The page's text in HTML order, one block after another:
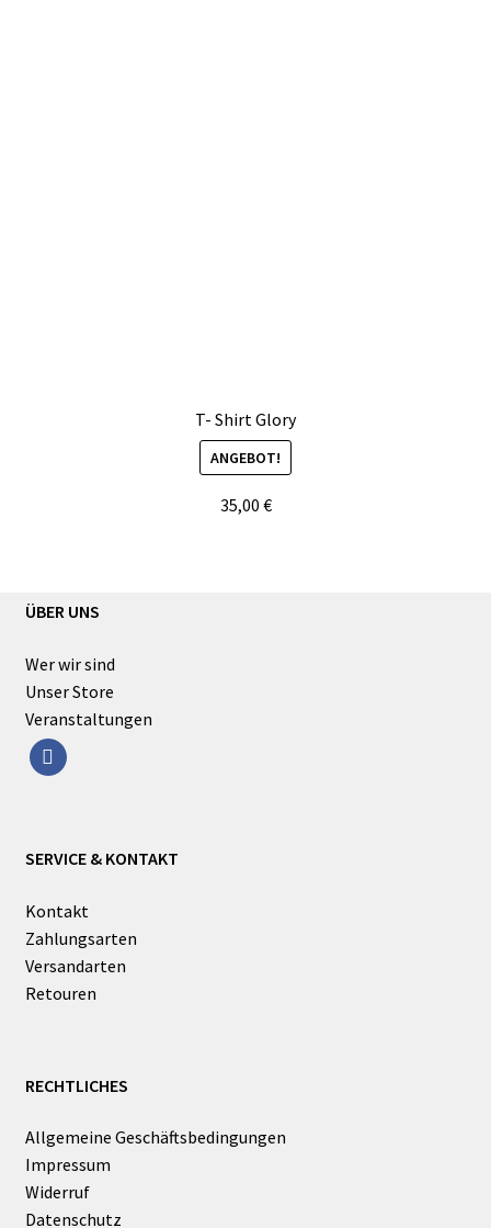
T- Shirt Glory
ANGEBOT!
35,00 €
ÜBER UNS
Wer wir sind
Unser Store
Veranstaltungen
facebook
SERVICE & KONTAKT
Kontakt
Zahlungsarten
Versandarten
Retouren
RECHTLICHES
Allgemeine Geschäftsbedingungen
Impressum
Widerruf
Datenschutz